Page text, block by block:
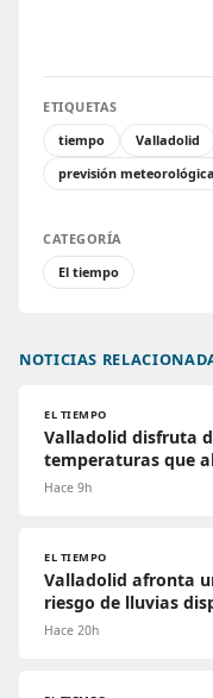
ETIQUETAS
tiempo
Valladolid
previsión meteorológica
CATEGORÍA
El tiempo
NOTICIAS
EL TIEMPO
Valladolid disfruta
temperaturas que
Hace 9h
EL TIEMPO
Valladolid afronta
riesgo de lluvias
Hace 20h